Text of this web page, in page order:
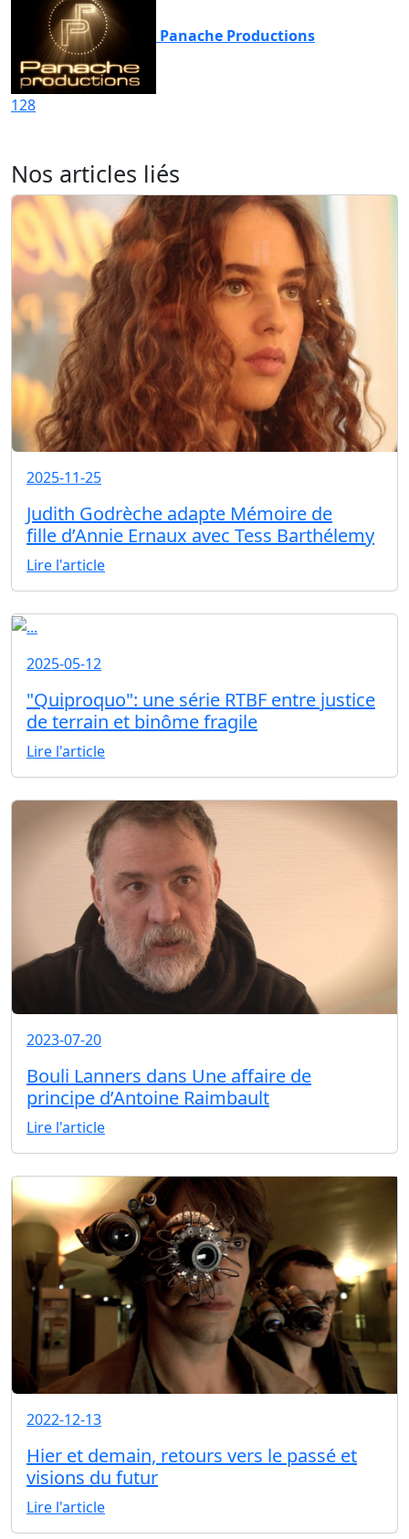
Panache Productions
128
Nos articles liés
2025-11-25
Judith Godrèche adapte Mémoire de
fille d’Annie Ernaux avec Tess Barthélemy
Lire l'article
2025-05-12
"Quiproquo": une série RTBF entre justice
de terrain et binôme fragile
Lire l'article
2023-07-20
Bouli Lanners dans Une affaire de
principe d’Antoine Raimbault
Lire l'article
2022-12-13
Hier et demain, retours vers le passé et
visions du futur
Lire l'article